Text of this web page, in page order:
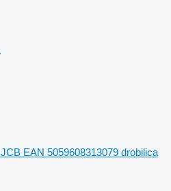
JCB EAN 5059608313079 drobilica